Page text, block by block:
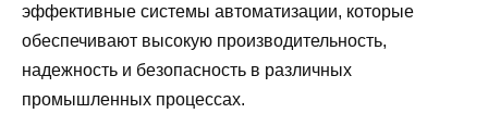
эффективные системы автоматизации, которые
обеспечивают высокую производительность,
надежность и безопасность в различных
промышленных процессах.